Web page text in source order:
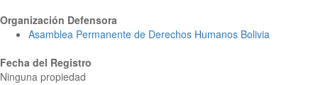
Organización Defensora
Asamblea Permanente de Derechos Humanos Bolivia
Fecha del Registro
Ninguna propiedad